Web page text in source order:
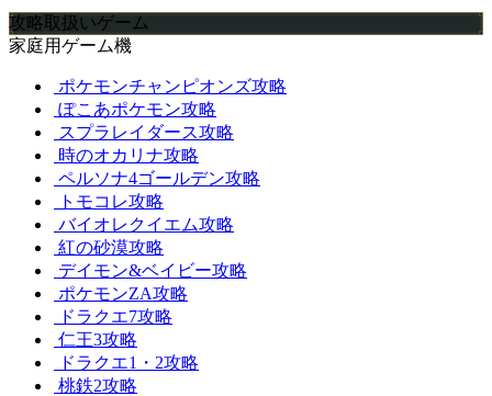
攻略取扱いゲーム
家庭用ゲーム機
ポケモンチャンピオンズ攻略
ぽこあポケモン攻略
スプラレイダース攻略
時のオカリナ攻略
ペルソナ4ゴールデン攻略
トモコレ攻略
バイオレクイエム攻略
紅の砂漠攻略
デイモン&ベイビー攻略
ポケモンZA攻略
ドラクエ7攻略
仁王3攻略
ドラクエ1・2攻略
桃鉄2攻略